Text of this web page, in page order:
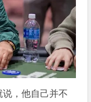
，他自己并不